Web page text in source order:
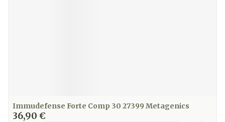
Immudefense Forte Comp 30 27399 Metagenics
36,90 €